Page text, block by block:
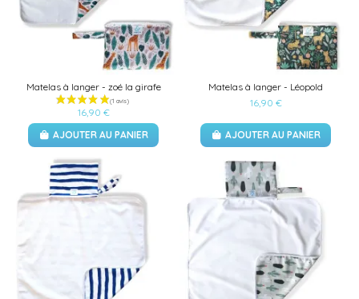
Matelas à langer - zoé la girafe
16,90 €
AJOUTER AU PANIER
Matelas à langer - Léopold
16,90 €
AJOUTER AU PANIER